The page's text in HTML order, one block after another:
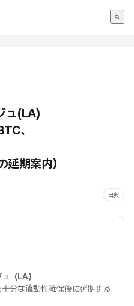
ュ(LA)
、
延期案内）
出典
（LA）
分な流動性確保後に延期する